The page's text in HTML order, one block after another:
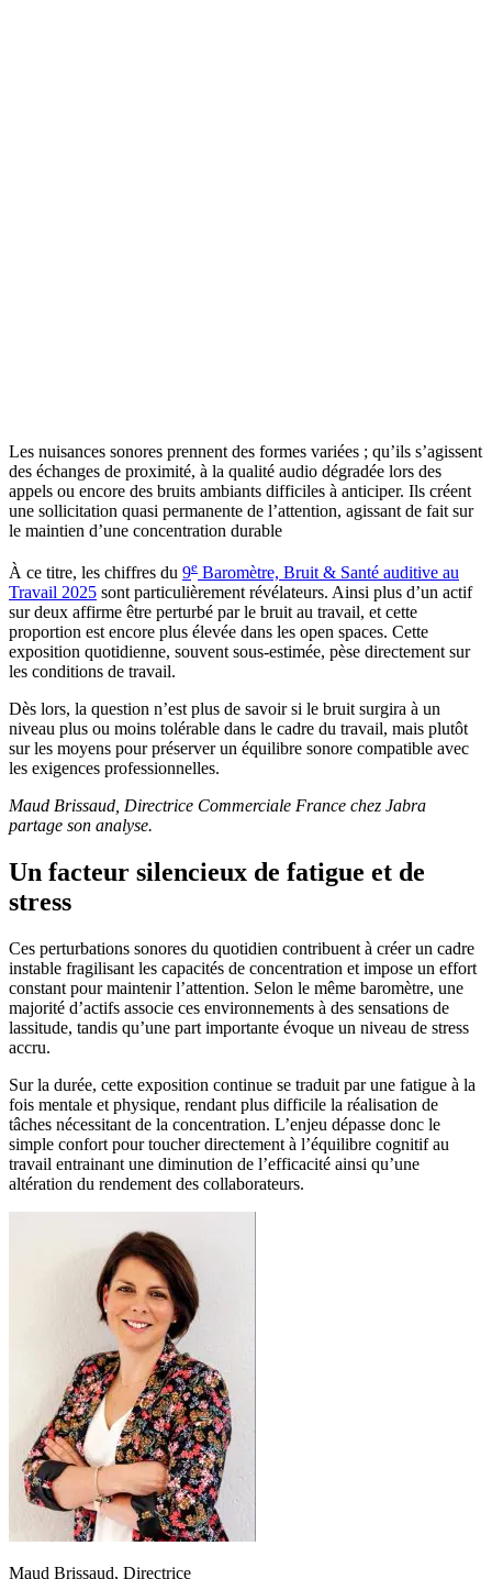
Les nuisances sonores prennent des formes variées ; qu’ils s’agissent
des échanges de proximité, à la qualité audio dégradée lors des
appels ou encore des bruits ambiants difficiles à anticiper. Ils créent
une sollicitation quasi permanente de l’attention, agissant de fait sur
le maintien d’une concentration durable
À ce titre, les chiffres du 9e Baromètre, Bruit & Santé auditive au
Travail 2025 sont particulièrement révélateurs. Ainsi plus d’un actif
sur deux affirme être perturbé par le bruit au travail, et cette
proportion est encore plus élevée dans les open spaces. Cette
exposition quotidienne, souvent sous-estimée, pèse directement sur
les conditions de travail.
Dès lors, la question n’est plus de savoir si le bruit surgira à un
niveau plus ou moins tolérable dans le cadre du travail, mais plutôt
sur les moyens pour préserver un équilibre sonore compatible avec
les exigences professionnelles.
Maud Brissaud, Directrice Commerciale France chez Jabra
partage son analyse.
Un facteur silencieux de fatigue et de
stress
Ces perturbations sonores du quotidien contribuent à créer un cadre
instable fragilisant les capacités de concentration et impose un effort
constant pour maintenir l’attention. Selon le même baromètre, une
majorité d’actifs associe ces environnements à des sensations de
lassitude, tandis qu’une part importante évoque un niveau de stress
accru.
Sur la durée, cette exposition continue se traduit par une fatigue à la
fois mentale et physique, rendant plus difficile la réalisation de
tâches nécessitant de la concentration. L’enjeu dépasse donc le
simple confort pour toucher directement à l’équilibre cognitif au
travail entrainant une diminution de l’efficacité ainsi qu’une
altération du rendement des collaborateurs.
Maud Brissaud, Directrice